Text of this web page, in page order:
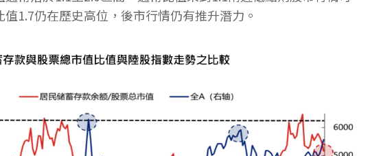
1.7仍在歷史高位，後市行情仍有推升潛力。